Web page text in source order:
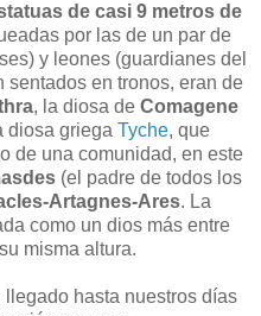
de casi 9 metros de
por las de un par de
y leones (guardianes del
sentados en tronos, eran de
, la diosa de Comagene
diosa griega Tyche, que
de una comunidad, en este
(el padre de todos los
Artagnes-Ares. La
como un dios más entre
misma altura.
hasta nuestros días